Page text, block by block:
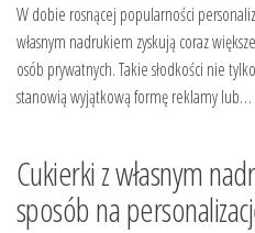
W dobie rosnącej popularności
własnym nadrukiem zyskują coraz
osób prywatnych. Takie słodkości nie
stanowią wyjątkową formę reklamy lub…
Cukierki z własnym
sposób na